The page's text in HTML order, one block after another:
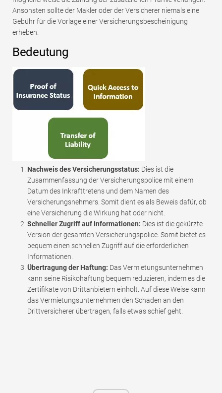
Ansonsten sollte der Makler oder der Versicherer niemals eine
Gebühr für die Vorlage einer Versicherungsbescheinigung
erheben.
Bedeutung
Nachweis des Versicherungsstatus: Dies ist die
Zusammenfassung der Versicherungspolice mit einem
Datum des Inkrafttretens und dem Namen des
Versicherungsnehmers. Somit dient es als Beweis dafür, ob
eine Versicherung die Wirkung hat oder nicht.
Schneller Zugriff auf Informationen: Dies ist die gekürzte
Version der gesamten Versicherungspolice. Somit bietet es
bequem einen schnellen Zugriff auf die erforderlichen
Informationen.
Übertragung der Haftung: Das Vermietungsunternehmen
kann seine Risikohaftung bequem reduzieren, indem es die
Zertifikate von Drittanbietern einholt. Auf diese Weise kann
das Vermietungsunternehmen den Schaden an den
Drittversicherer übertragen, falls etwas schief geht.